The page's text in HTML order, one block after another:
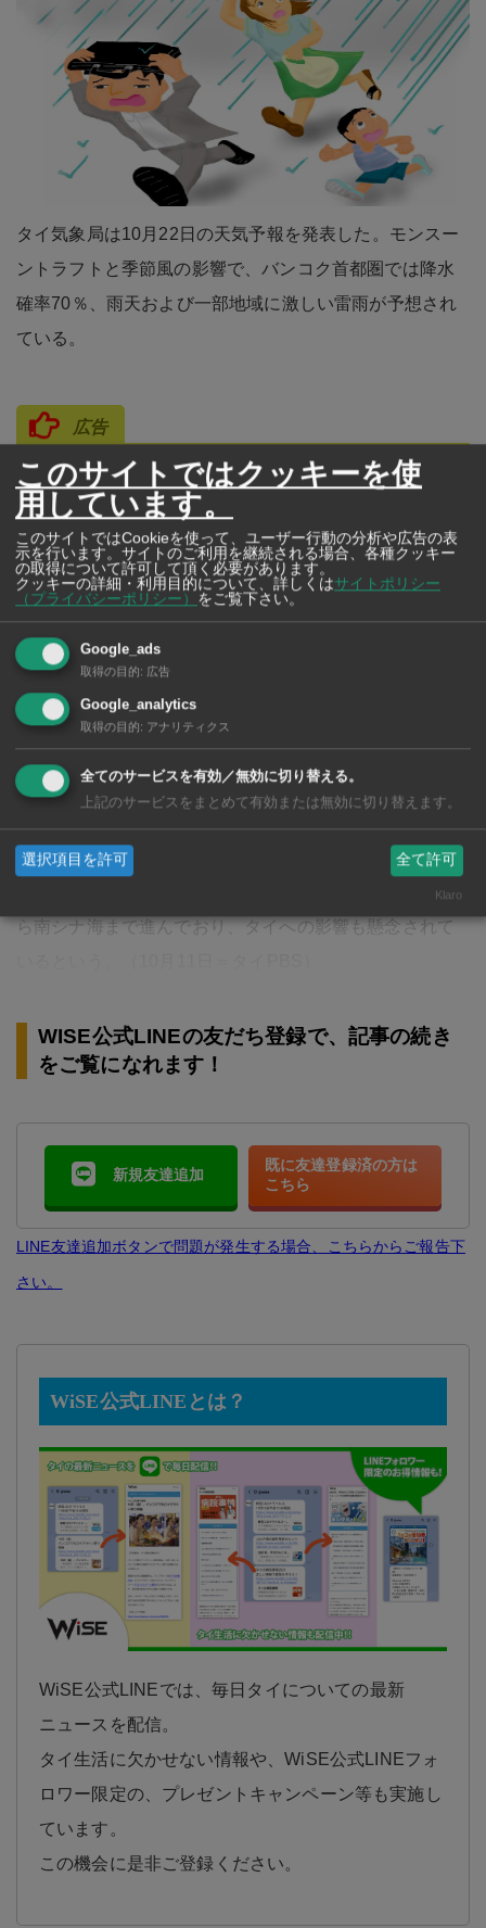
タイ気象局は10月22日の天気予報を発表した。モンスー
ントラフトと季節風の影響で、バンコク首都圏では降水
確率70％、雨天および一部地域に激しい雷雨が予想され
ている。
広告
J-CLINIC
根本治療を行う「J-CLINIC」
また、大型で強い台風20号（チャーミー）は発達しなが
ら南シナ海まで進んでおり、タイへの影響も懸念されて
WISE公式LINEの友だち登録で、記事の続き
をご覧になれます！
新規友達追加
既に友達登録済の方は
こちら
LINE友達追加ボタンで問題が発生する場合、こちらからご報告下
さい。
WiSE公式LINEとは？
WiSE公式LINEでは、毎日タイについての最新
ニュースを配信。
タイ生活に欠かせない情報や、WiSE公式LINEフォ
ロワー限定の、プレゼントキャンペーン等も実施し
ています。
この機会に是非ご登録ください。
このサイトではクッキーを使
用しています。
このサイトではCookieを使って、ユーザー行動の分析や広告の表
示を行います。サイトのご利用を継続される場合、各種クッキー
の取得について許可して頂く必要があります。
クッキーの詳細・利用目的について、詳しくはサイトポリシー
（プライバシーポリシー）
をご覧下さい。
Google_ads
取得の目的: 広告
Google_analytics
取得の目的: アナリティクス
全てのサービスを有効／無効に切り替える。
上記のサービスをまとめて有効または無効に切り替えます。
選択項目を許可 全て許可
Klaro